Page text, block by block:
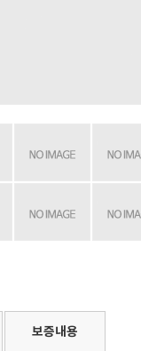
보증내용